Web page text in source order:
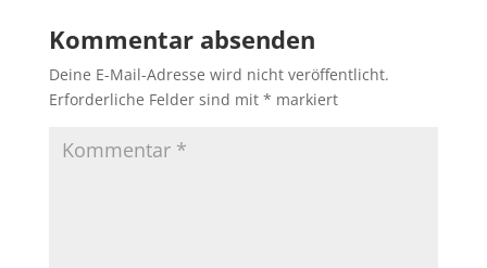
Kommentar absenden
Deine E-Mail-Adresse wird nicht veröffentlicht.
Erforderliche Felder sind mit * markiert